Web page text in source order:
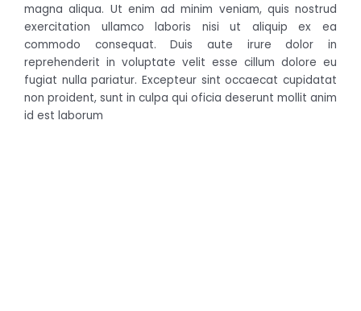
magna aliqua. Ut enim ad minim veniam, quis nostrud
exercitation ullamco laboris nisi ut aliquip ex ea
commodo consequat. Duis aute irure dolor in
reprehenderit in voluptate velit esse cillum dolore eu
fugiat nulla pariatur. Excepteur sint occaecat cupidatat
non proident, sunt in culpa qui oficia deserunt mollit anim
id est laborum